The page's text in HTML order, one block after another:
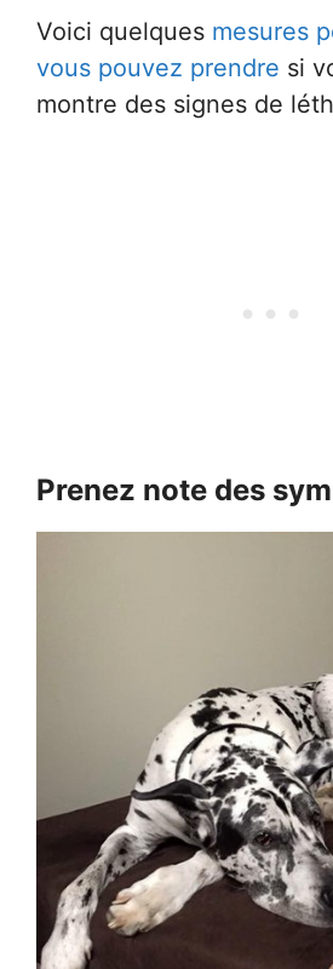
Voici quelques mesures
vous pouvez prendre si
montre des signes de
Prenez note des